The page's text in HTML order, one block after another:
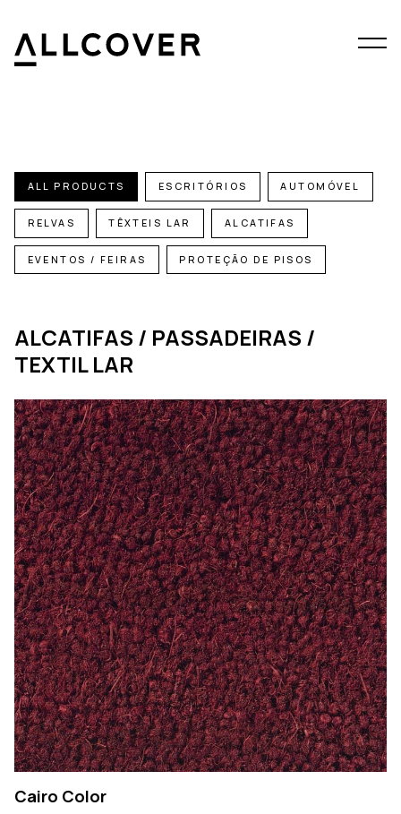
Menu
ALL PRODUCTS ESCRITÓRIOS AUTOMÓVEL
RELVAS TÊXTEIS LAR ALCATIFAS
EVENTOS / FEIRAS PROTEÇÃO DE PISOS
ALCATIFAS / PASSADEIRAS /
TEXTIL LAR
Cairo Color